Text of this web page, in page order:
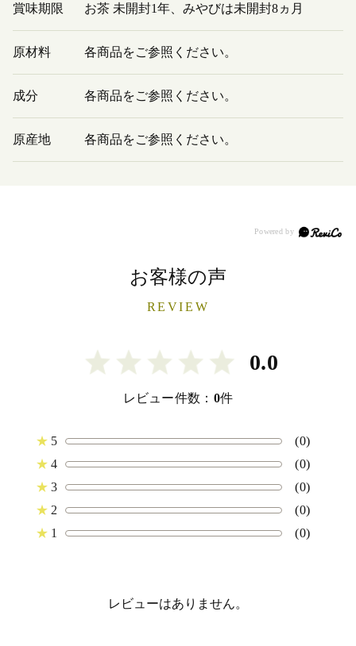
賞味期限 お茶 未開封1年、みやびは未開封8ヵ月
原材料 各商品をご参照ください。
成分 各商品をご参照ください。
原産地 各商品をご参照ください。
お客様の声
REVIEW
0.0
レビュー件数： 0件
★ 5
(0)
★ 4
(0)
★ 3
(0)
★ 2
(0)
★ 1 (0)
レビューはありません。